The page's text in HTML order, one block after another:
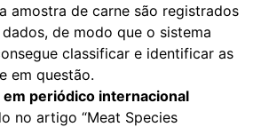
amostra de carne são registrados
de modo que o sistema
classificar e identificar as
em questão.
periódico internacional
no artigo “Meat Species